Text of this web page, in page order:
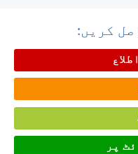
کریں:
پر